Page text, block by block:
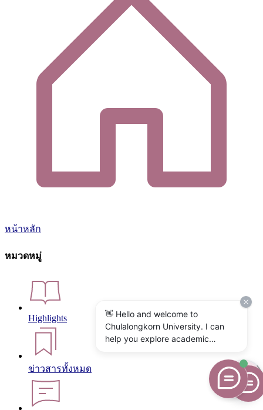
หน้าหลัก
หมวดหมู่
Highlights
ข่าวสารทั้งหมด
👋 Hello and welcome to
Chulalongkorn University. I can
help you explore academic